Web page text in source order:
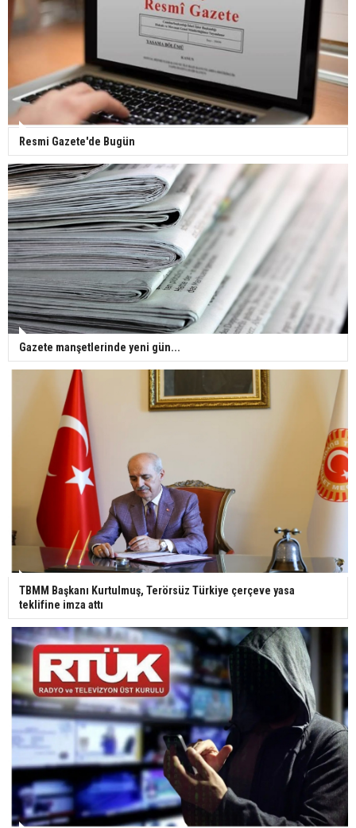
Gazze'deki Sağlık Bakanlığı duyurdu: Vahşetin
pençesinde 2 salgın vaka tespit edildi
Resmi Gazete'de Bugün
Gazete manşetlerinde yeni gün...
TBMM Başkanı Kurtulmuş, Terörsüz Türkiye çerçeve yasa
teklifine imza attı